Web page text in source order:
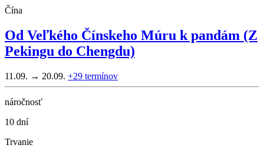
Čína
Od Veľkého Čínskeho Múru k pandám (Z
Pekingu do Chengdu)
11.09. → 20.09. +29 termínov
náročnosť
10 dní
Trvanie